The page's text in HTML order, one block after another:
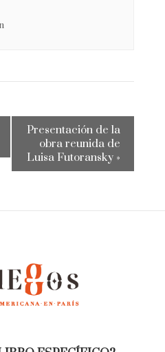
Presentación de la
obra reunida de
Luisa Futoransky »